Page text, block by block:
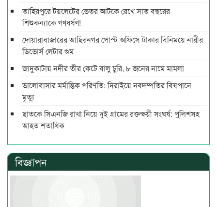
তাহিরপুরে টয়লেটের ভেতর আটকে রেখে সাত বছরের
শিশুকন্যাকে গণধর্ষণ!
দোয়ারাবাজারের আছিরনগর পোস্ট অফিসে টাকার বিনিময়ে নারীর
ডিভোর্স লেটার গুম
জাদুকাটায় নদীর তীর কেটে বালু চুরি, ৮ জনের নামে মামলা
ভালোবাসার মর্মান্তিক পরিণতি: দিরাইয়ে নবদম্পতির বিষপানে
মৃত্যু
ছাতকে সিএনজি রাখা নিয়ে দুই গ্রামের রক্তক্ষয়ী সংঘর্ষ: পুলিশসহ
আহত শতাধিক
বিজ্ঞাপন